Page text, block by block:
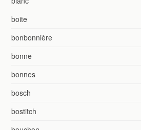
boite
bonbonnière
bonne
bonnes
bosch
bostitch